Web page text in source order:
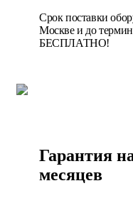
Срок поставки
Москве и до
БЕСПЛАТНО!
Гарантия
месяцев